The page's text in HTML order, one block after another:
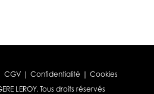
CGV | Confidentialité | Cookies
LEROY. Tous droits réservés